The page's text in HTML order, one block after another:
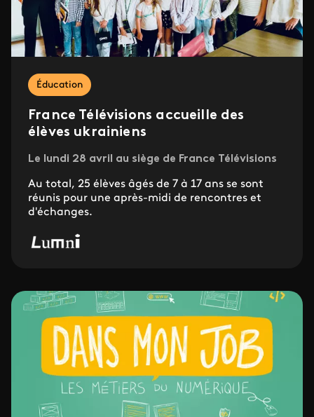
Éducation
France Télévisions accueille des
élèves ukrainiens
Le lundi 28 avril au siège de France Télévisions
Au total, 25 élèves âgés de 7 à 17 ans se sont
réunis pour une après-midi de rencontres et
d'échanges.